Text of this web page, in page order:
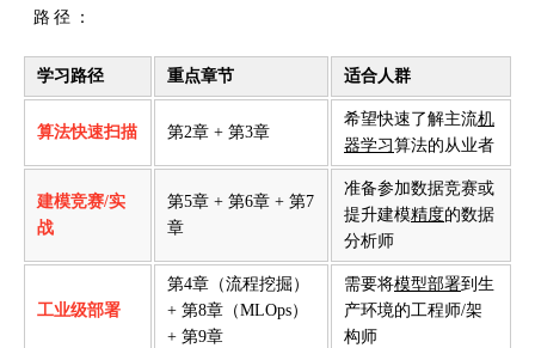
路径：
学习路径 重点章节 适合人群
算法快速扫描 第2章 + 第3章
希望快速了解主流机
器学习 算法的从业者
建模竞赛/实
战
第5章 + 第6章 + 第7
章
准备参加数据竞赛或
提升建模精度的数据
分析师
工业级部署
第4章（流程挖掘）
+ 第8章（MLOps）
+ 第9章
需要将模型部署到生
产环境的工程师/架
构师